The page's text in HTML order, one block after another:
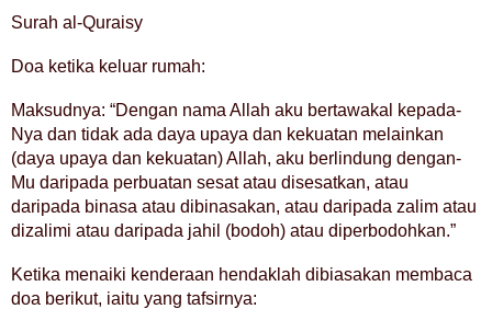
Surah al-Quraisy
Doa ketika keluar rumah:
Maksudnya: “Dengan nama Allah aku bertawakal kepada-
Nya dan tidak ada daya upaya dan kekuatan melainkan
(daya upaya dan kekuatan) Allah, aku berlindung dengan-
Mu daripada perbuatan sesat atau disesatkan, atau
daripada binasa atau dibinasakan, atau daripada zalim atau
dizalimi atau daripada jahil (bodoh) atau diperbodohkan.”
Ketika menaiki kenderaan hendaklah dibiasakan membaca
doa berikut, iaitu yang tafsirnya: